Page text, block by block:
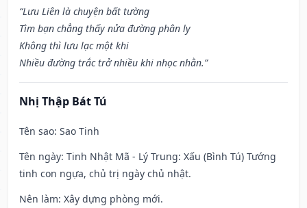
“Lưu Liên là chuyện bất tường
Tìm bạn chẳng thấy nửa đường phân ly
Không thì lưu lạc một khi
Nhiều đường trắc trở nhiều khi nhọc nhằn.”
Nhị Thập Bát Tú
Tên sao: Sao Tinh
Tên ngày: Tinh Nhật Mã - Lý Trung: Xấu (Bình Tú) Tướng
tinh con ngựa, chủ trị ngày chủ nhật.
Nên làm: Xây dựng phòng mới.